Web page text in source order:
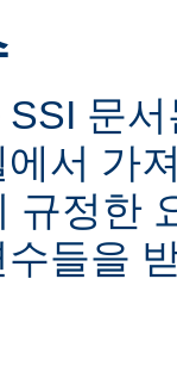
문
서 가
규정한
들을